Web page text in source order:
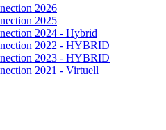
2026
2025
2024 - Hybrid
2022 - HYBRID
2023 - HYBRID
2021 - Virtuell